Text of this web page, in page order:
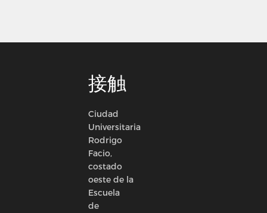
接触
Ciudad
Universitaria
Rodrigo
Facio,
costado
oeste de la
Escuela
de